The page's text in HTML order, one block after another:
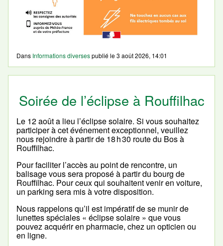
Dans Informations diversespublié le3 août 2026, 14:01
Soirée de l’éclipse à Rouffilhac
Le 12 août a lieu l’éclipse solaire. Si vous souhaitez
participer à cet événement exceptionnel, veuillez
nous rejoindre à partir de 18 h 30 route du Bos à
Rouffilhac.
Pour faciliter l’accès au point de rencontre, un
balisage vous sera proposé à partir du bourg de
Rouffilhac. Pour ceux qui souhaitent venir en voiture,
un parking sera mis à votre disposition.
Nous rappelons qu’il est impératif de se munir de
lunettes spéciales « éclipse solaire » que vous
pouvez acquérir en pharmacie, chez un opticien ou
en ligne.